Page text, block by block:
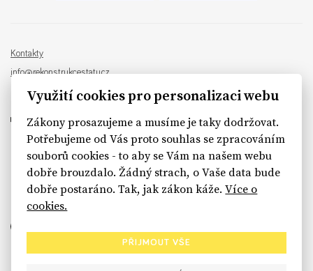
Kontakty
info@rekonstrukcestatu.cz
Návrh a vývoj: Sinfin , ilustrace:
sinfin.digital
Využití cookies pro personalizaci webu
Zákony prosazujeme a musíme je taky dodržovat.
Potřebujeme od Vás proto souhlas se zpracováním
souborů cookies - to aby se Vám na našem webu
dobře brouzdalo. Žádný strach, o Vaše data bude
dobře postaráno. Tak, jak zákon káže.Více o
cookies.
PŘIJMOUT VŠE